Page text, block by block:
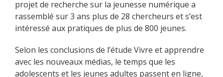
projet de recherche sur la jeunesse numérique a
rassemblé sur 3 ans plus de 28 chercheurs et s’est
intéressé aux pratiques de plus de 800 jeunes.
Selon les conclusions de l’étude Vivre et apprendre
avec les nouveaux médias, le temps que les
adolescents et les jeunes adultes passent en ligne,